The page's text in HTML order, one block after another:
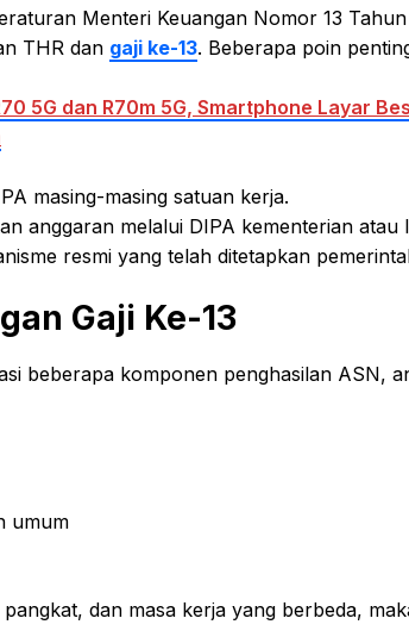
Menteri Keuangan Nomor 13
THR dan gaji ke-13. Beberapa poin
5G dan R70m 5G, Smartphone Layar
masing-masing satuan kerja.
anggaran melalui DIPA kementerian atau
resmi yang telah ditetapkan
Gaji Ke-13
beberapa komponen penghasilan ASN,
umum
dan masa kerja yang berbeda,